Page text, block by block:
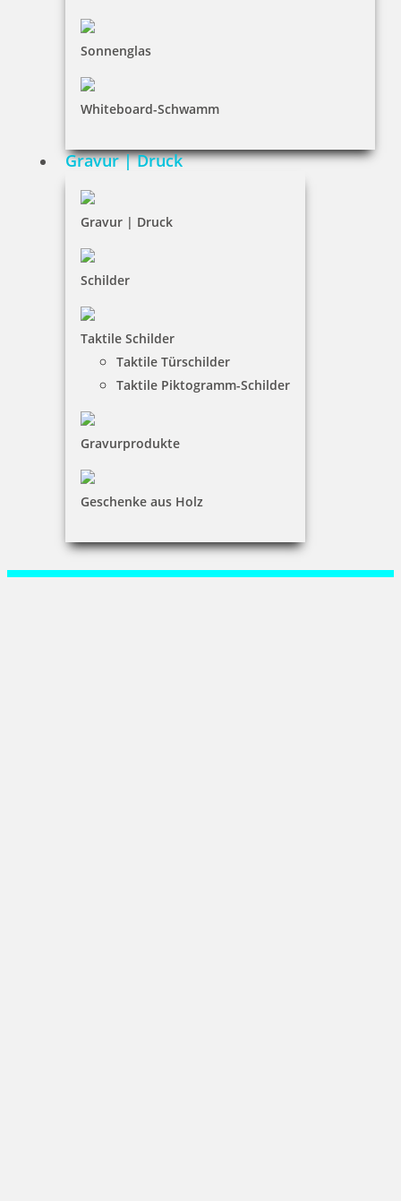
Sonnenglas
Whiteboard-Schwamm
Gravur | Druck
Gravur | Druck
Schilder
Taktile Schilder
Taktile Türschilder
Taktile Piktogramm-Schilder
Gravurprodukte
Geschenke aus Holz
INFORMATIONEN
Impressum
Widerruf
Barrierefreiheit
Vertrag widerrufen
Mein Konto
KONTAKT
Spezialists Service Agentur
René Jaeger
+49 (0) 3583 77 45 19